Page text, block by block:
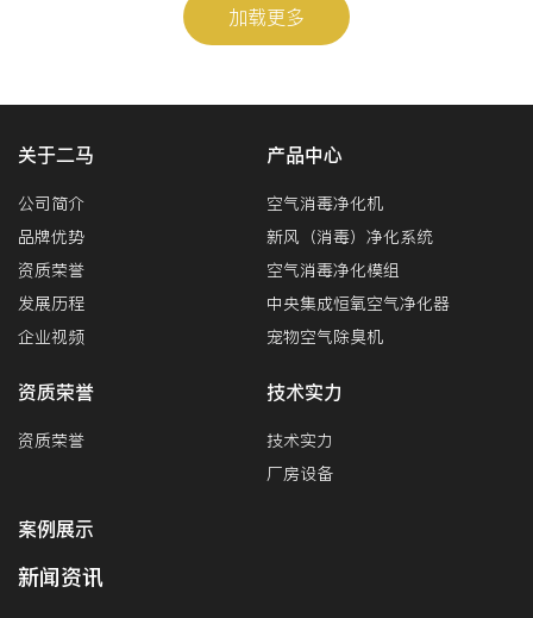
加载更多
关于二马
公司简介
品牌优势
资质荣誉
发展历程
企业视频
产品中心
空气消毒净化机
新风（消毒）净化系统
空气消毒净化模组
中央集成恒氧空气净化器
宠物空气除臭机
资质荣誉
资质荣誉
技术实力
技术实力
厂房设备
案例展示
新闻资讯